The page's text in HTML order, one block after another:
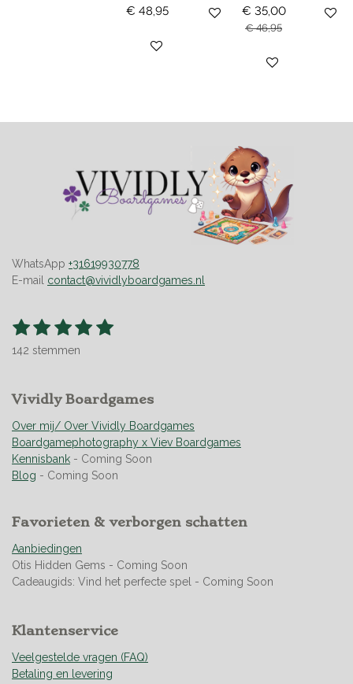
€ 48,95
Bekijk details
Bekijk details€ 35,00
€ 46,95
Bekijk details
Houd
WhatsApp +31619930778
E-mail contact@vividlyboardgames.nl
R
n
g
:
4
.
9
7
0
4
2
3
2
1
1
s
r
2
s
r
r
e
n
3
s
r
r
e
n
4
s
r
r
e
n
5
r
r
e
n
S
n
142 stemmen
Vividly Boardgames
Over mij/ Over Vividly Boardgames
Boardgamephotography x Viev Boardgames
Kennisbank - Coming Soon
Blog - Coming Soon
Favorieten & verborgen schatten
Aanbiedingen
Otis Hidden Gems - Coming Soon
Cadeaugids: Vind het perfecte spel - Coming Soon
Klantenservice
Veelgestelde vragen (FAQ)
Betaling en levering